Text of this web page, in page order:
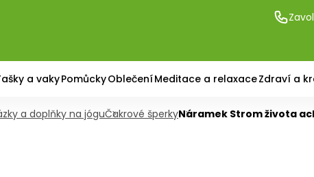
a vakyPomůckyOblečeníMeditace a relaxaceZdraví a
a doplňky na jóguČakrové šperkyNáramek Strom života